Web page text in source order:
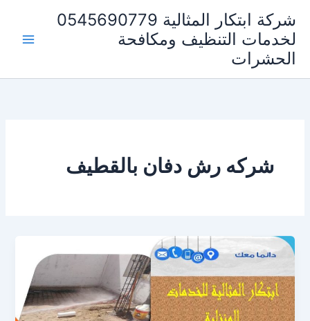
المحتوى
شركة ابتكار المثالية 0545690779
لخدمات التنظيف ومكافحة
الحشرات
شركه رش دفان بالقطيف